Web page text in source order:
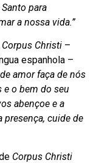
para
a nossa vida.”
Christi –
espanhola –
amor faça de nós
e o bem do seu
abençoe e a
presença, cuide de
Corpus Christi